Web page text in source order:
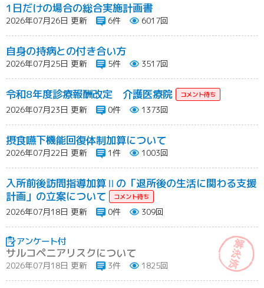
1日だけの場合の総合実施計画書
2026年07月26日 更新 6件 6017回
自身の持病との付き合い方
2026年07月25日 更新 5件 3517回
令和8年度診療報酬改定 介護医療院
2026年07月23日 更新 0件 1373回
摂食嚥下機能回復体制加算について
2026年07月22日 更新 1件 1003回
入所前後訪問指導加算Ⅱの「退所後の生活に関わる支援
計画」の立案について
2026年07月18日 更新 0件 309回
サルコペニアリスクについて
2026年07月18日 更新 3件 1825回